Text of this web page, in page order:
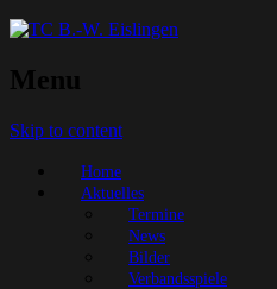
Menu
Skip to content
Home
Aktuelles
Termine
News
Bilder
Verbandsspiele